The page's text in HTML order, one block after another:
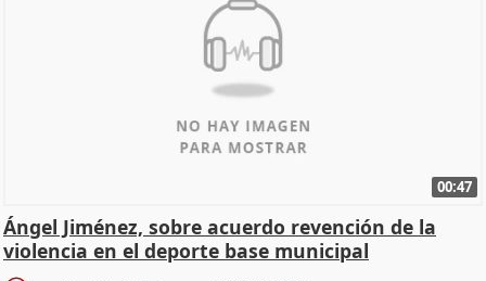
00:47
Ángel Jiménez, sobre acuerdo revención de la
violencia en el deporte base municipal